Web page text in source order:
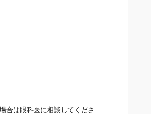
合は眼科医に相談してくださ